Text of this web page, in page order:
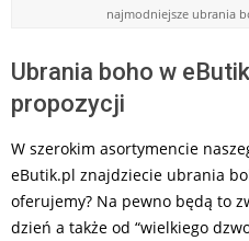
najmodniejsze ubrania
Ubrania boho w
propozycji
W szerokim asortymencie
eButik.pl znajdziecie ubrania
oferujemy? Na pewno będą to
dzień a także od “wielkiego